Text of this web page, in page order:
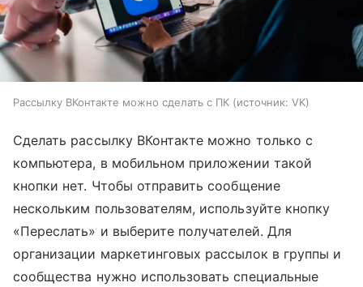
Рассылку ВКонтакте можно сделать с ПК источник: VK
Сделать рассылку ВКонтакте можно только с
компьютера, в мобильном приложении такой
кнопки нет. Чтобы отправить сообщение
нескольким пользователям, используйте кнопку
«Переслать» и выберите получателей. Для
организации маркетинговых рассылок в группы и
сообщества нужно использовать специальные